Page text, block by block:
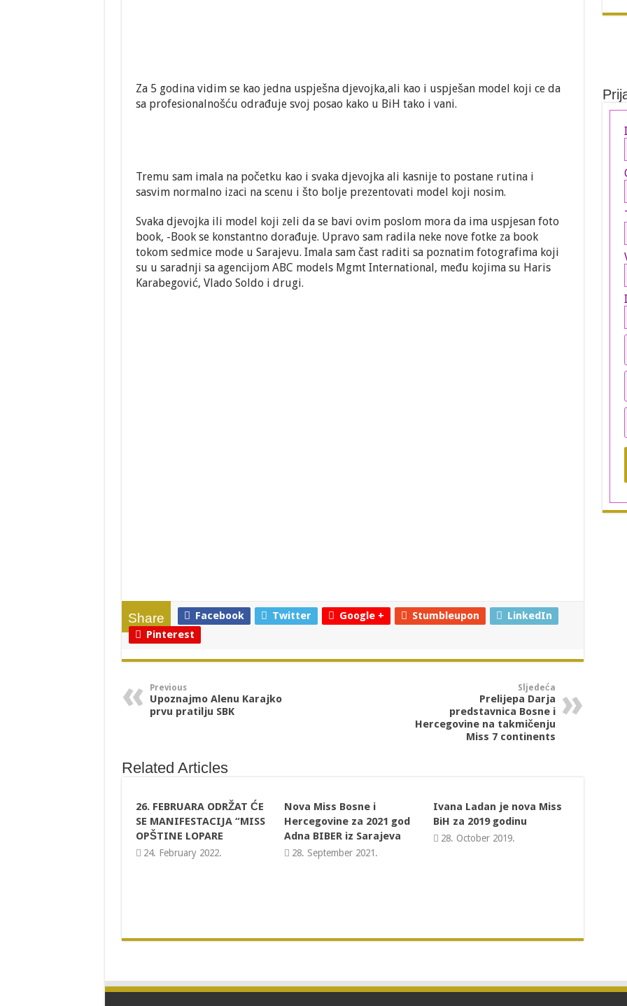
Za 5 godina vidim se kao jedna uspješna djevojka,ali kao i uspješan model koji ce da
sa profesionalnošću odrađuje svoj posao kako u BiH tako i vani.
Tremu sam imala na početku kao i svaka djevojka ali kasnije to postane rutina i
sasvim normalno izaci na scenu i što bolje prezentovati model koji nosim.
Svaka djevojka ili model koji zeli da se bavi ovim poslom mora da ima uspjesan foto
book, -Book se konstantno dorađuje. Upravo sam radila neke nove fotke za book
tokom sedmice mode u Sarajevu. Imala sam čast raditi sa poznatim fotografima koji
su u saradnji sa agencijom ABC models Mgmt International, među kojima su Haris
Karabegović, Vlado Soldo i drugi.
Share Facebook Twitter Google + Stumbleupon
LinkedIn
Pinterest
Previous
Upoznajmo Alenu Karajko
prvu pratilju SBK
Sljedeća
Prelijepa Darja
predstavnica Bosne i
Hercegovine na takmičenju
Miss 7 continents
Related Articles
26. FEBRUARA ODRŽAT ĆE
SE MANIFESTACIJA “MISS
OPŠTINE LOPARE
24. February 2022.
Nova Miss Bosne i
Hercegovine za 2021 god
Adna BIBER iz Sarajeva
28. September 2021.
Ivana Ladan je nova Miss
BiH za 2019 godinu
28. October 2019.